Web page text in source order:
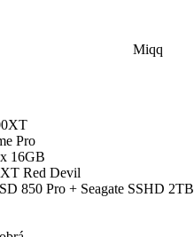
Miqq
Pro
16GB
Red Devil
850 Pro + Seagate SSHD 2TB